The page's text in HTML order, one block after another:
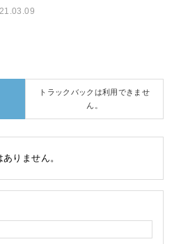
トラックバックは利用できませ
ん。
りません。